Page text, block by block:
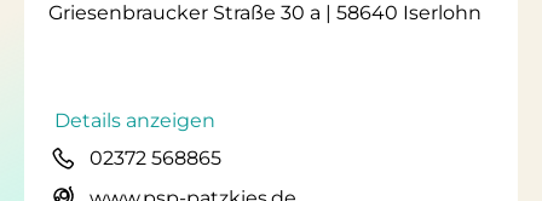
Griesenbraucker Straße 30 a | 58640 Iserlohn
Details anzeigen
02372 568865